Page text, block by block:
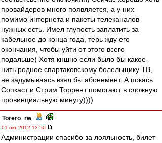
провайдеров много появляется, а у них
помимо интернета и пакеты телеканалов
нужных есть. Имел глупость заплатить за
кабельное до конца года, терь жду его
окончания, чтобы уйти от этого всего
подальше) Хотя кншно если было бы какое-
нить родное спартаковскому болельщику ТВ,
не задумываясь взял бы абонемент. А покась
Сопкаст и Стрим Торрент помогают в сложную
провинциальную минуту))))
Torero_rw-
01 окт 2012 13:50
Администрации спасибо за лояльность, билет